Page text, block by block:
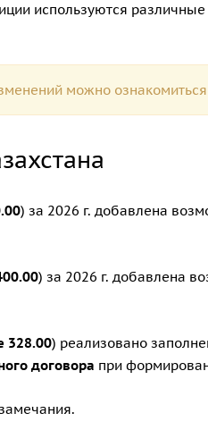
используются
можно
) за 2026 г. добавлена
) за 2026 г. добавлена
328.00) реализовано
договора при